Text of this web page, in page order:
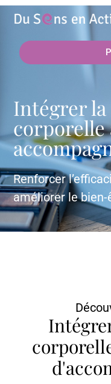
Intégrer
corporelle
Renforcer
améliorer le